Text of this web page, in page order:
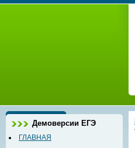
Демоверсии ЕГЭ
ГЛАВНАЯ